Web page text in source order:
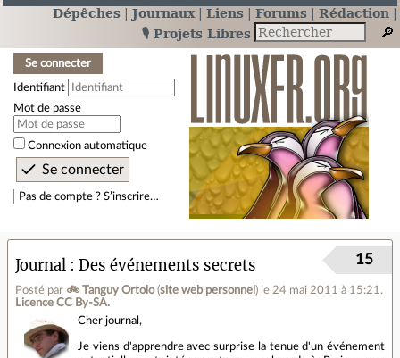
Dépêches Journaux Liens Forums
Rédaction
🎙️ Projets Libres
Se connecter
Identifiant
Mot de passe
Connexion automatique
Pas de compte ? S’inscrire…
Journal Des événements secrets
Posté par 🚲 Tanguy Ortolo(site web personnel ) le 24 mai 2011 à 15:21 .
Licence CC By‑SA.
15
Cher journal,
Je viens d'apprendre avec surprise la tenue d'un événement